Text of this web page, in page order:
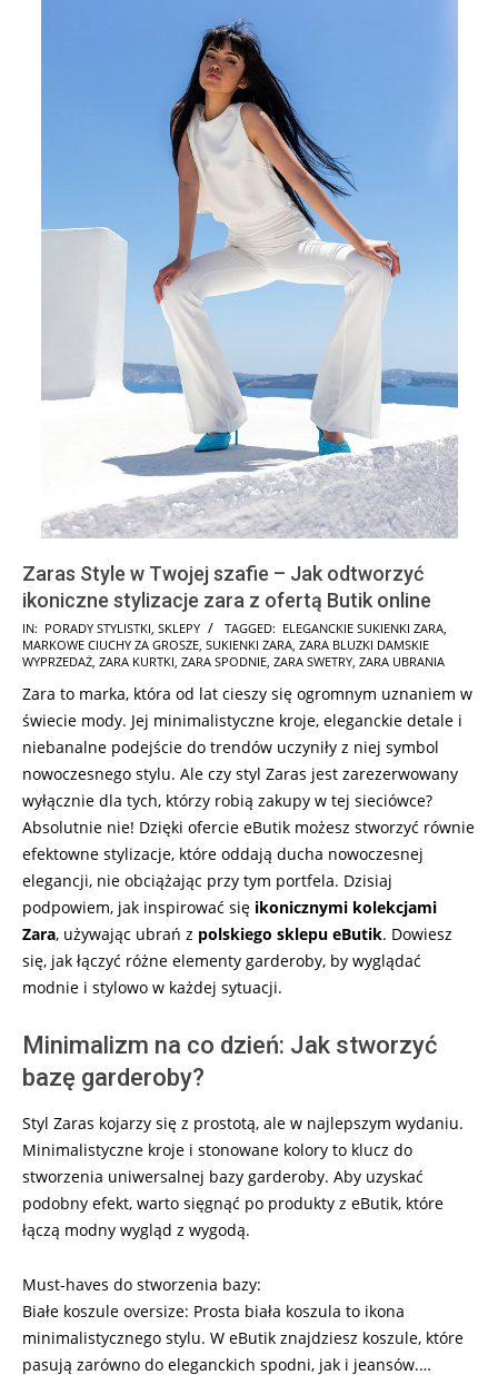
Zaras Style w Twojej szafie – Jak odtworzyć
ikoniczne stylizacje zara z ofertą Butik online
2026-
02-
IN: PORADY STYLISTKI, SKLEPY TAGGED: ELEGANCKIE SUKIENKI ZARA,
MARKOWE CIUCHY ZA GROSZE, SUKIENKI ZARA, ZARA BLUZKI DAMSKIE
WYPRZEDAŻ, ZARA KURTKI, ZARA SPODNIE, ZARA SWETRY, ZARA UBRANIA
Zara to marka, która od lat cieszy się ogromnym uznaniem w
świecie mody. Jej minimalistyczne kroje, eleganckie detale i
niebanalne podejście do trendów uczyniły z niej symbol
nowoczesnego stylu. Ale czy styl Zaras jest zarezerwowany
wyłącznie dla tych, którzy robią zakupy w tej sieciówce?
Absolutnie nie! Dzięki ofercie eButik możesz stworzyć równie
efektowne stylizacje, które oddają ducha nowoczesnej
elegancji, nie obciążając przy tym portfela. Dzisiaj
podpowiem, jak inspirować się ikonicznymi kolekcjami
Zara, używając ubrań z polskiego sklepu eButik. Dowiesz
się, jak łączyć różne elementy garderoby, by wyglądać
modnie i stylowo w każdej sytuacji.
Minimalizm na co dzień: Jak stworzyć
bazę garderoby?
Styl Zaras kojarzy się z prostotą, ale w najlepszym wydaniu.
Minimalistyczne kroje i stonowane kolory to klucz do
stworzenia uniwersalnej bazy garderoby. Aby uzyskać
podobny efekt, warto sięgnąć po produkty z eButik, które
łączą modny wygląd z wygodą.
Must-haves do stworzenia bazy:
Białe koszule oversize: Prosta biała koszula to ikona
minimalistycznego stylu. W eButik znajdziesz koszule, które
pasują zarówno do eleganckich spodni, jak i jeansów.…